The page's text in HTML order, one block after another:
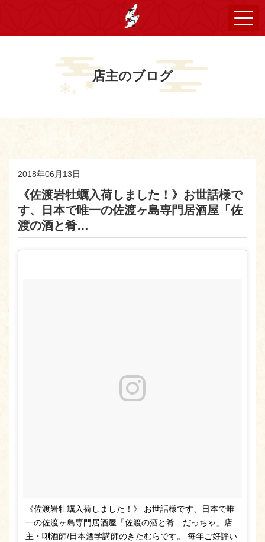
店主のブログ
2018年06月13日
《佐渡岩牡蠣入荷しました！》お世話様で
す、日本で唯一の佐渡ヶ島専門居酒屋「佐
渡の酒と肴…
《佐渡岩牡蠣入荷しました！》 お世話様です、日本で唯
一の佐渡ヶ島専門居酒屋「佐渡の酒と肴 だっちゃ」店
主・唎酒師/日本酒学講師のきたむらです。 毎年ご好評い